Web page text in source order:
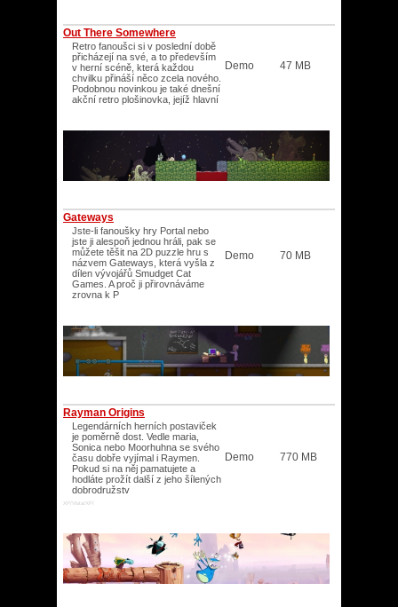
Out There Somewhere
Retro fanoušci si v poslední době
přicházejí na své, a to především
v herní scéně, která každou
chvilku přináší něco zcela nového.
Podobnou novinkou je také dnešní
akční retro plošinovka, jejíž hlavní
Demo 47 MB
Gateways
Jste-li fanoušky hry Portal nebo
jste ji alespoň jednou hráli, pak se
můžete těšit na 2D puzzle hru s
názvem Gateways, která vyšla z
dílen vývojářů Smudget Cat
Games. A proč ji přirovnáváme
zrovna k P
Demo 70 MB
Rayman Origins
Legendárních herních postaviček
je poměrně dost. Vedle maria,
Sonica nebo Moorhuhna se svého
času dobře vyjímal i Raymen.
Pokud si na něj pamatujete a
hodláte prožít další z jeho šílených
dobrodružstv
XP/Vista/XP/
Demo 770 MB